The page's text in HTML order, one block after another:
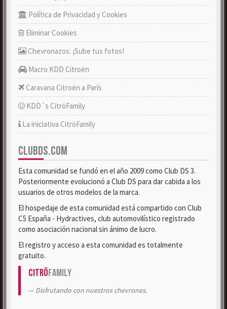
Política de Privacidad y Cookies
Eliminar Cookies
Chevronazos: ¡Sube tus fotos!
Macro KDD Citroën
Caravana Citroën a París
KDD´s CitröFamily
La iniciativa CitröFamily
CLUBDS.COM
Esta comunidad se fundó en el año 2009 como Club DS 3.
Posteriormente evolucionó a Club DS para dar cabida a los
usuarios de otros modelos de la marca.
El hospedaje de esta comunidad está compartido con Club
C5 España - Hydractives, club automovilístico registrado
como asociación nacional sin ánimo de lucro.
El registro y acceso a esta comunidad es totalmente
gratuito.
CitröFamily
Disfrutando con nuestros chevrones.